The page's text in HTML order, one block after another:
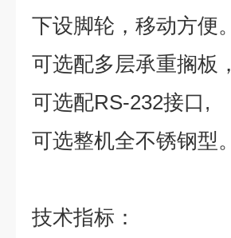
下设脚轮，移动方便。
可选配多层承重搁板，
可选配RS-232接口,
可选整机全不锈钢型。
技术指标：